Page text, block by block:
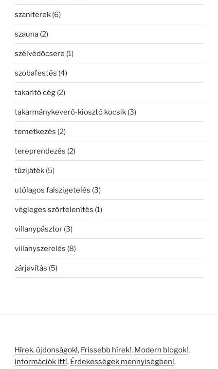
szaniterek (6)
szauna (2)
szélvédőcsere (1)
szobafestés (4)
takarító cég (2)
takarmánykeverő-kiosztó kocsik (3)
temetkezés (2)
tereprendezés (2)
tűzijáték (5)
utólagos falszigetelés (3)
végleges szőrtelenítés (1)
villanypásztor (3)
villanyszerelés (8)
zárjavítás (5)
Hírek, újdonságok!, Frissebb hírek!, Modern blogok!,
információk itt!, Érdekességek mennyiségben!,